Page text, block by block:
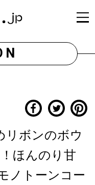
リボンのボウ
ほんのり甘
ノトーンコー